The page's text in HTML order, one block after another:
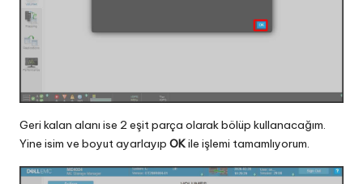
Geri kalan alanı ise 2 eşit parça olarak bölüp kullanacağım.
Yine isim ve boyut ayarlayıp OKile işlemi tamamlıyorum.